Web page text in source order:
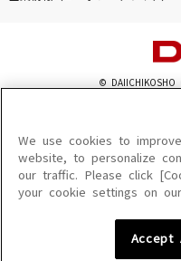
© DAIICHIKOSHO
このサイトに掲載されている一切の
を問わず、著作権法の定める範囲を
を禁じます。
楽曲及びコンテンツは、機種により
楽曲及びコンテンツの配信日、配信
We use cookies to
website, to personalize
our traffic. Please click
your cookie settings on
Accept